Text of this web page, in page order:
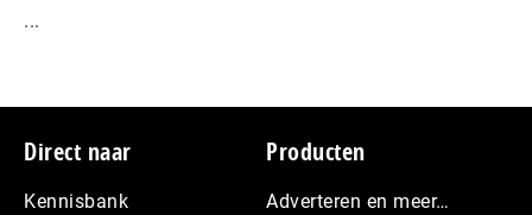
...
Footer
Direct naar
Kennisbank
Producten
Adverteren en meer…